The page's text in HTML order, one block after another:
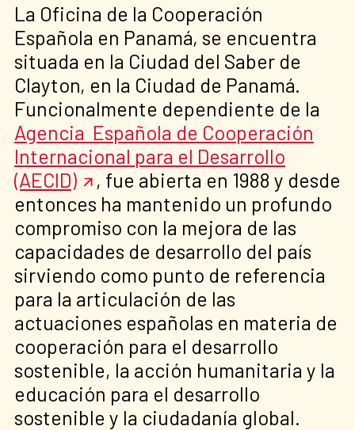
La Oficina de la Cooperación
Española en Panamá, se encuentra
situada en la Ciudad del Saber de
Clayton, en la Ciudad de Panamá.
Funcionalmente dependiente de la
Agencia Española de Cooperación
Internacional para el Desarrollo
(AECID)
, fue abierta en 1988 y desde
entonces ha mantenido un profundo
compromiso con la mejora de las
capacidades de desarrollo del país
sirviendo como punto de referencia
para la articulación de las
actuaciones españolas en materia de
cooperación para el desarrollo
sostenible, la acción humanitaria y la
educación para el desarrollo
sostenible y la ciudadanía global.